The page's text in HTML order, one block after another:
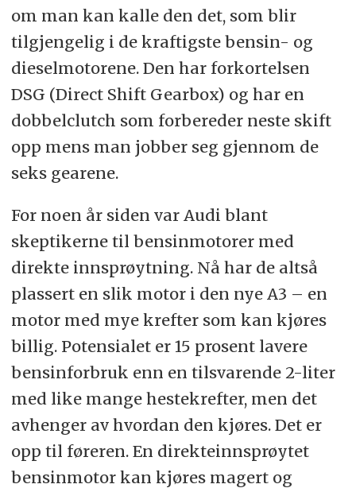
om man kan kalle den det, som blir
tilgjengelig i de kraftigste bensin- og
dieselmotorene. Den har forkortelsen
DSG (Direct Shift Gearbox) og har en
dobbelclutch som forbereder neste skift
opp mens man jobber seg gjennom de
seks gearene.
For noen år siden var Audi blant
skeptikerne til bensinmotorer med
direkte innsprøytning. Nå har de altså
plassert en slik motor i den nye A3 – en
motor med mye krefter som kan kjøres
billig. Potensialet er 15 prosent lavere
bensinforbruk enn en tilsvarende 2-liter
med like mange hestekrefter, men det
avhenger av hvordan den kjøres. Det er
opp til føreren. En direkteinnsprøytet
bensinmotor kan kjøres magert og